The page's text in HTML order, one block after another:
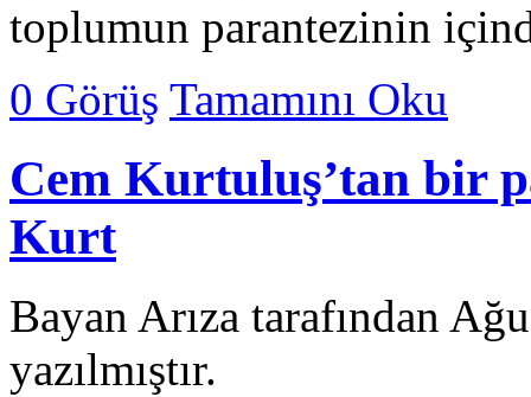
toplumun parantezinin
0 Görüş Tamamını Oku
Cem Kurtuluş’tan bir
Kurt
Bayan Arıza tarafından
yazılmıştır.